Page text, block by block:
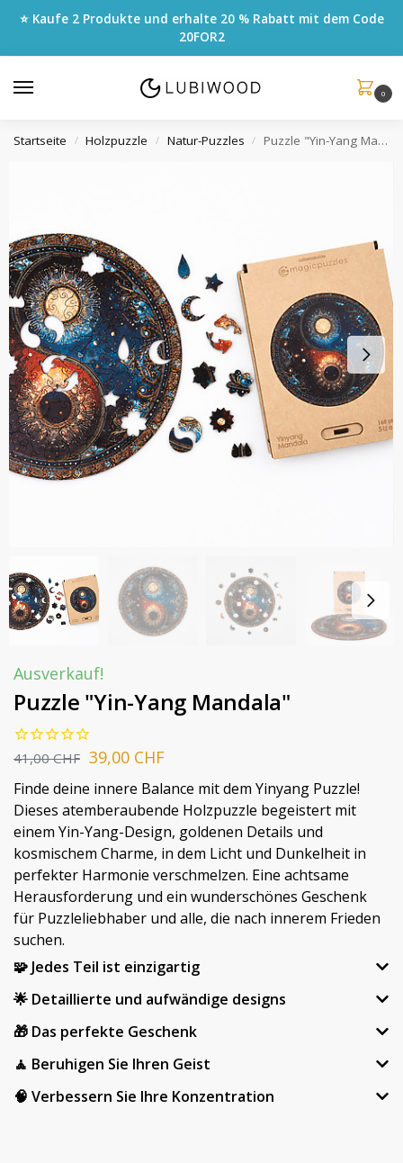
⭐ Kaufe 2 Produkte und erhalte 20 % Rabatt mit dem Code
20FOR2
0
Startseite / Holzpuzzle / Natur-Puzzles / Puzzle "Yin-Yang Mandala"
Ausverkauf!
Puzzle "Yin-Yang Mandala"
41,00CHF 39,00 CHF
Finde deine innere Balance mit dem Yinyang Puzzle!
Dieses atemberaubende Holzpuzzle begeistert mit
einem Yin-Yang-Design, goldenen Details und
kosmischem Charme, in dem Licht und Dunkelheit in
perfekter Harmonie verschmelzen. Eine achtsame
Herausforderung und ein wunderschönes Geschenk
für Puzzleliebhaber und alle, die nach innerem Frieden
suchen.
🧩 Jedes Teil ist einzigartig
🌟 Detaillierte und aufwändige designs
🎁 Das perfekte Geschenk
🧘 Beruhigen Sie Ihren Geist
🧠 Verbessern Sie Ihre Konzentration